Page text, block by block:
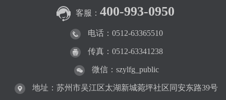
客服： 400-993-0950
电话：0512-63365510
传真：0512-63341238
微信：szylfg_public
地址：苏州市吴江区太湖新城菀坪社区同安东路39号